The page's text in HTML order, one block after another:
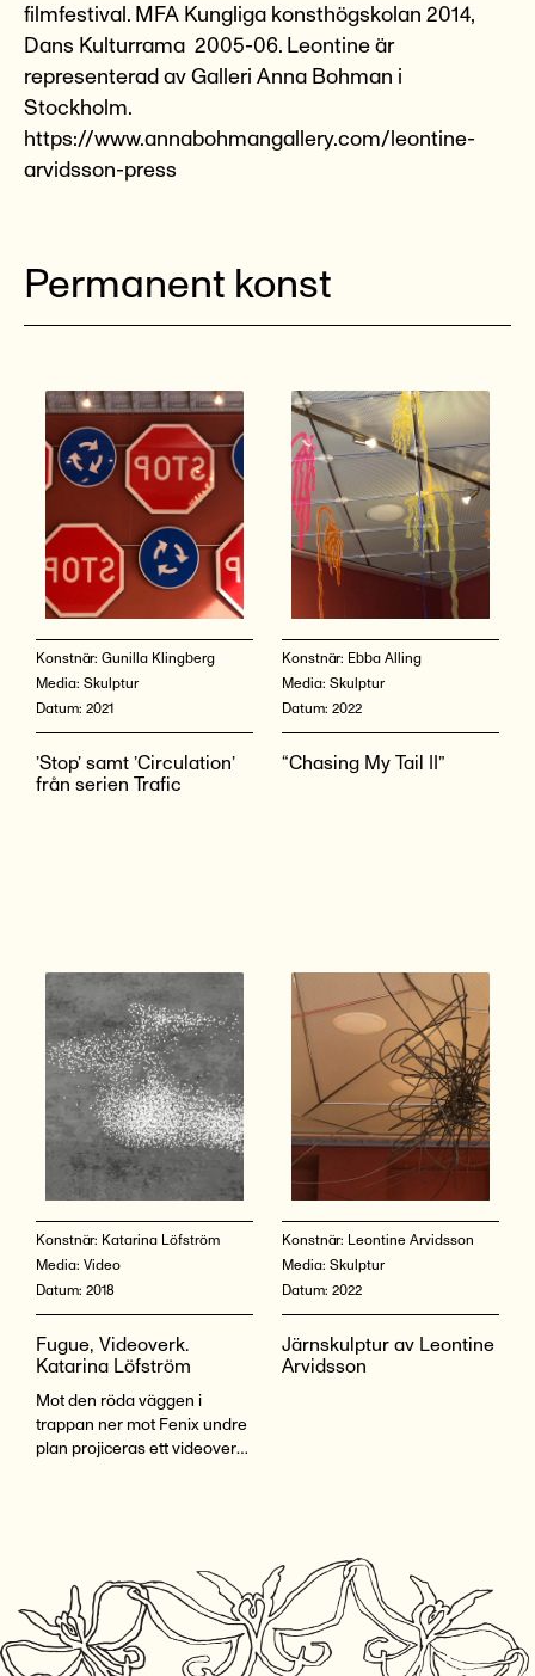
filmfestival. MFA Kungliga konsthögskolan 2014,
Dans Kulturrama 2005-06. Leontine är
representerad av Galleri Anna Bohman i
Stockholm.
https://www.annabohmangallery.com/leontine-
arvidsson-press
Permanent konst
Konstnär: Gunilla Klingberg
Media: Skulptur
Datum: 2021
’Stop’ samt ’Circulation’
från serien Trafic
Konstnär: Ebba Alling
Media: Skulptur
Datum: 2022
“Chasing My Tail II”
Konstnär: Katarina Löfström
Media: Video
Datum: 2018
Fugue, Videoverk.
Katarina Löfström
Mot den röda väggen i
trappan ner mot Fenix undre
plan projiceras ett videoverk
Konstnär:
Leontine Arvidsson
Media: Skulptur
Datum: 2022
Järnskulptur av Leontine
Arvidsson